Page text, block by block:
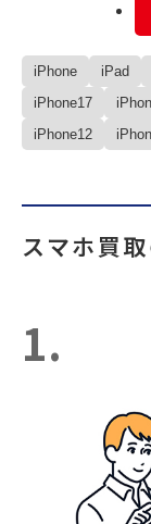
iPhone iPad
iPhone17
iPhone12
スマホ買
1.